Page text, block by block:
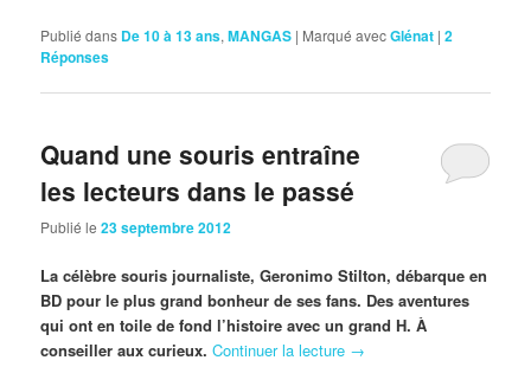
Publié dans De 10 à 13 ans,MANGAS | Marqué avecGlénat |2
Réponses
Quand une souris entraîne
les lecteurs dans le passé
Publié le23 septembre 2012
La célèbre souris journaliste, Geronimo Stilton, débarque en
BD pour le plus grand bonheur de ses fans. Des aventures
qui ont en toile de fond l’histoire avec un grand H. À
conseiller aux curieux. Continuer la lecture →